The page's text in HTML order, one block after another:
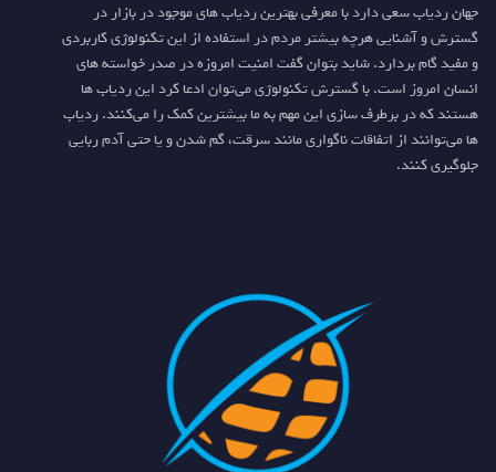
جهان ردیاب سعی دارد با معرفی بهترین ردیاب های موجود در بازار در
گسترش و آشنایی هرچه بیشتر مردم در استفاده از این تکنولوژی کاربردی
و مفید گام بردارد. شاید بتوان گفت امنیت امروزه در صدر خواسته های
انسان امروز است. با گسترش تکنولوژی می‌توان ادعا کرد این ردیاب ها
هستند که در برطرف سازی این مهم به ما بیشترین کمک را می‌کنند. ردیاب
ها می‌توانند از اتفاقات ناگواری مانند سرقت، گم شدن و یا حتی آدم ربایی
جلوگیری کنند.